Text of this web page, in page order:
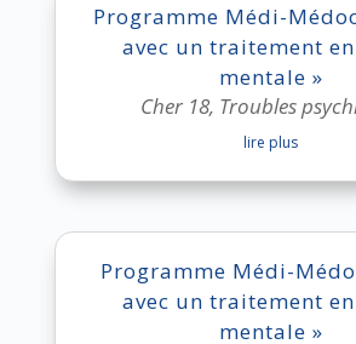
Programme Médi-
avec un traitement
mentale »
Cher 18, Troubles
lire plus
Programme Médi-
avec un traitement
mentale »